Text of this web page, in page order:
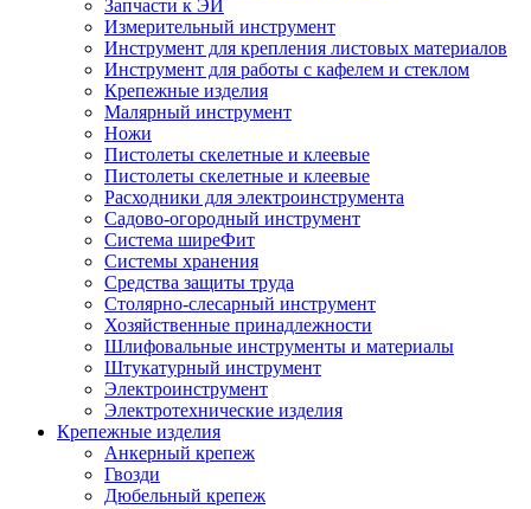
Запчасти к ЭИ
Измерительный инструмент
Инструмент для крепления листовых материалов
Инструмент для работы с кафелем и стеклом
Крепежные изделия
Малярный инструмент
Ножи
Пистолеты скелетные и клеевые
Пистолеты скелетные и клеевые
Расходники для электроинструмента
Садово-огородный инструмент
Система ширеФит
Системы хранения
Средства защиты труда
Столярно-слесарный инструмент
Хозяйственные принадлежности
Шлифовальные инструменты и материалы
Штукатурный инструмент
Электроинструмент
Электротехнические изделия
Крепежные изделия
Анкерный крепеж
Гвозди
Дюбельный крепеж